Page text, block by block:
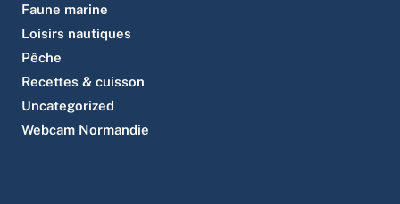
Faune marine
Loisirs nautiques
Pêche
Recettes & cuisson
Uncategorized
Webcam Normandie